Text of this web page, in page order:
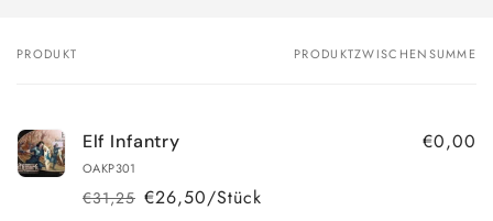
Dein
PRODUKT PRODUKTZWISCHENSUMME
Elf Infantry
OAKP301
Normaler
€31,25
Verkaufspreis€26,50/Stück
€0,00